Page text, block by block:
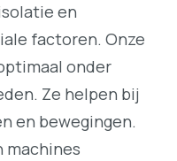
en
factoren. Onze
onder
Ze helpen bij
en bewegingen.
machines